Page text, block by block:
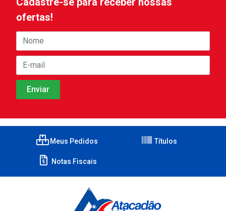
ofertas!
Meus Pedidos Títulos
Notas Fiscais